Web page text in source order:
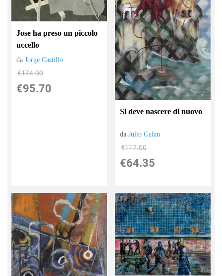
Jose ha preso un piccolo
uccello
daJorge Castillo
€174.00
€95.70
Si deve nascere di nuovo
daJulio Galan
€117.00
€64.35